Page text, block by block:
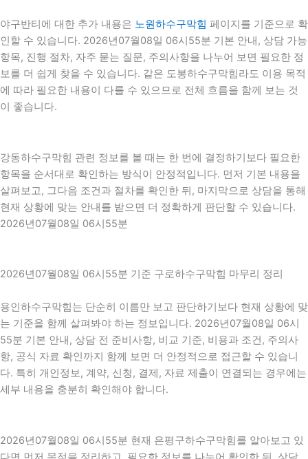
야구반티에 대한 추가 내용은 노원하수구막힘 페이지를 기준으로 확
인할 수 있습니다. 2026년07월08일 06시55분 기본 안내, 상담 가능
항목, 진행 절차, 자주 묻는 질문, 주의사항을 나누어 보면 필요한 정
보를 더 쉽게 찾을 수 있습니다. 같은 도봉하수구막힘라도 이용 목적
에 따라 필요한 내용이 다를 수 있으므로 전체 흐름을 함께 보는 것
이 좋습니다.
강동하수구막힘 관련 정보를 볼 때는 한 번에 결정하기보다 필요한
항목을 순서대로 확인하는 방식이 안정적입니다. 먼저 기본 내용을
살펴보고, 그다음 조건과 절차를 확인한 뒤, 마지막으로 상담을 통해
현재 상황에 맞는 안내를 받으면 더 정확하게 판단할 수 있습니다.
2026년07월08일 06시55분
2026년07월08일 06시55분 기준 구로하수구막힘 마무리 정리
용인하수구막힘는 단순히 이름만 보고 판단하기보다 현재 상황에 맞
는 기준을 함께 살펴봐야 하는 정보입니다. 2026년07월08일 06시
55분 기본 안내, 상담 전 준비사항, 비교 기준, 비용과 조건, 주의사
항, 공식 자료 확인까지 함께 보면 더 안정적으로 접근할 수 있습니
다. 특히 개인정보, 계약, 신청, 결제, 자료 제출이 연결되는 경우에는
세부 내용을 충분히 확인해야 합니다.
2026년07월08일 06시55분 현재 은평구하수구막힘를 알아보고 있